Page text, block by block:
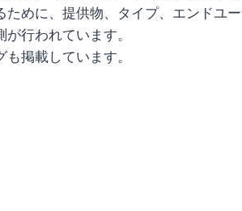
めに、提供物、タイプ、エンドユ
行われています。
掲載しています。